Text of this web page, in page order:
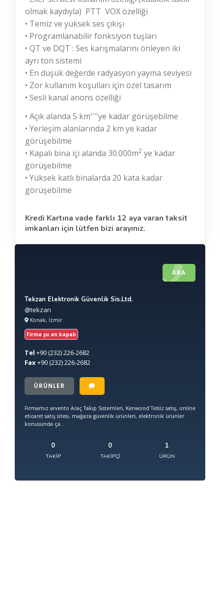
olmak kaydıyla) PTT VOX özelliği
• Temiz ve yüksek ses çıkışı
• Programlanabilir fonksiyon tuşları
• QT ve DQT : Ses karışmalarını önleyen iki
ayrı ton sistemi
• En düşük değerde radyasyon yayma seviyesi
• Zor kullanım koşulları için özel tasarım
• Sesli kanal anons özelliği
• Açık alanda 5 km''''ye kadar görüşebilme
• Yerleşim alanlarında 2 km ye kadar
görüşebilme
• Kapalı bina içi alanda 30.000m2 ye kadar
görüşebilme
• Yüksek katlı binalarda 20 kata kadar
görüşebilme
Kredi Kartına vade farklı 12 aya varan taksit
imkanları için lütfen bizi arayınız.
ARA
Tekzan Elektronik Güvenlik Sis.Ltd.
@tekzan
Konak, İzmir
Firma şu an kapalı
Tel +90(232) 226-2682
Fax+90(232) 226-2682
ÜRÜNLER
Firmamız arvento Araç Takip Sistemleri, Kenwood Telsiz satış, online
eticaret satış sitesi, mağaza güvenlik ürünleri, elektronik ürünler
konusunda ça...
0
TAKIP
0
TAKIPÇI
1
ÜRÜN